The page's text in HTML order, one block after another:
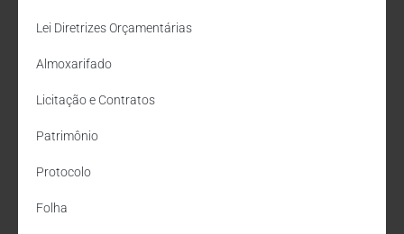
Lei Diretrizes Orçamentárias
Almoxarifado
Licitação e Contratos
Patrimônio
Protocolo
Folha